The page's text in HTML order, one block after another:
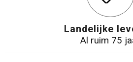
Landelijke
Al ruim 75